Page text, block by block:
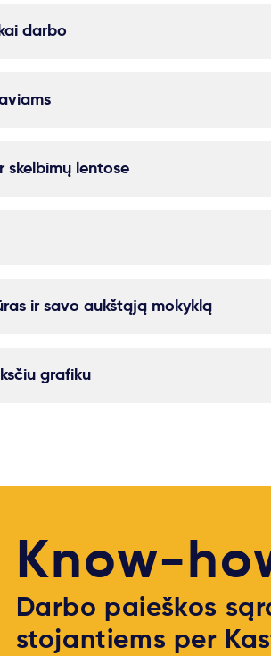
darbo
skelbimų lentose
ir savo aukštąją mokyklą
grafiku
Know-
Darbo paieškos
stojantiems per